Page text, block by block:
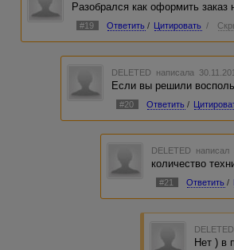
Разобрался как оформить
#19 Ответить / Цитировать /
DELETED написала
Если вы решили
#20 Ответить /
DELETED написал
количество
#21 Ответить /
DELETED
Нет ) в